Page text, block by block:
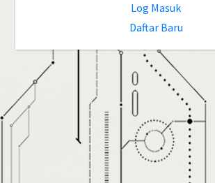
Log Masuk
Daftar Baru